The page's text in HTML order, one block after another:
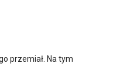
przemiał. Na tym